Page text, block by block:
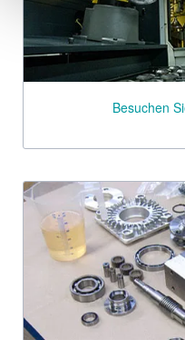
Besuchen